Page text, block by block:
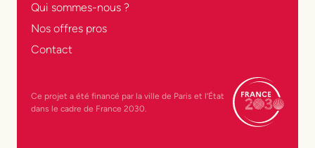
Qui sommes-nous ?
Nos offres pros
Contact
Ce projet a été financé par la ville de Paris et l’État
dans le cadre de France 2030.